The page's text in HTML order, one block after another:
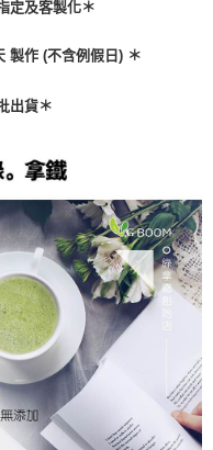
定及客製化＊
製作 (不含例假日) ＊
出貨＊